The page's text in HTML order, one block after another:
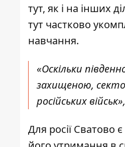
тут, як і на інших
тут частково
навчання.
«Оскільки
захищеною,
російських
Для росії